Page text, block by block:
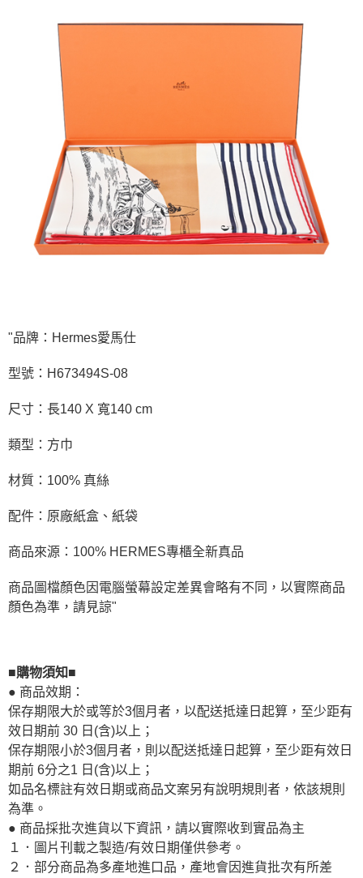
"品牌：Hermes愛馬仕
型號：H673494S-08
尺寸：長140 X 寬140 cm
類型：方巾
材質：100% 真絲
配件：原廠紙盒、紙袋
商品來源：100% HERMES專櫃全新真品
商品圖檔顏色因電腦螢幕設定差異會略有不同，以實際商品
顏色為準，請見諒"
■購物須知■
● 商品效期：
保存期限大於或等於3個月者，以配送抵達日起算，至少距有
效日期前 30 日(含)以上；
保存期限小於3個月者，則以配送抵達日起算，至少距有效日
期前 6分之1 日(含)以上；
如品名標註有效日期或商品文案另有說明規則者，依該規則
為準。
● 商品採批次進貨以下資訊，請以實際收到實品為主
１．圖片刊載之製造/有效日期僅供參考。
２．部分商品為多產地進口品，產地會因進貨批次有所差